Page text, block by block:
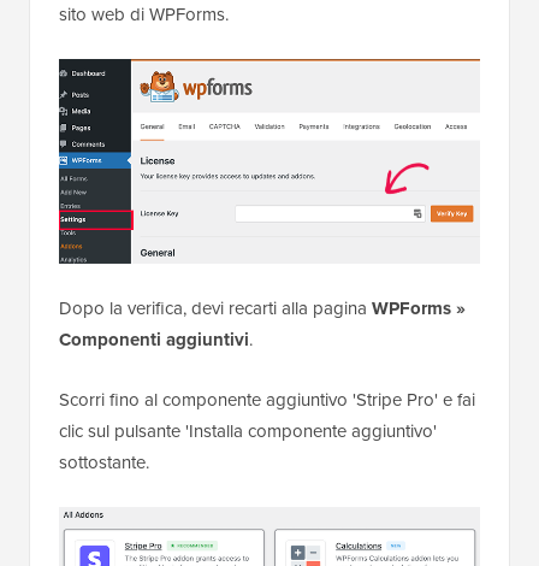
sito web di WPForms.
Dopo la verifica, devi recarti alla pagina WPForms »
Componenti aggiuntivi.
Scorri fino al componente aggiuntivo 'Stripe Pro' e fai
clic sul pulsante 'Installa componente aggiuntivo'
sottostante.